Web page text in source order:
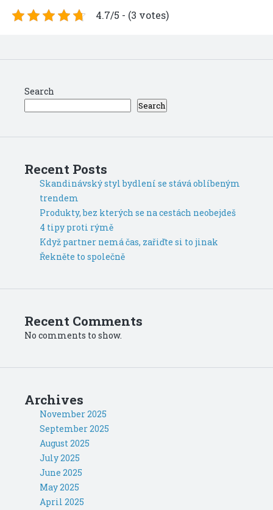
4.7/5 - (3 votes)
Search
Search
Recent Posts
Skandinávský styl bydlení se stává oblíbeným
trendem
Produkty, bez kterých se na cestách neobejdeš
4 tipy proti rýmě
Když partner nemá čas, zařiďte si to jinak
Řekněte to společně
Recent Comments
No comments to show.
Archives
November 2025
September 2025
August 2025
July 2025
June 2025
May 2025
April 2025